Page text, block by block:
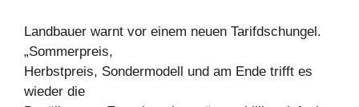
Landbauer warnt vor einem neuen Tarifdschungel.
„Sommerpreis,
Herbstpreis, Sondermodell und am Ende trifft es
wieder die